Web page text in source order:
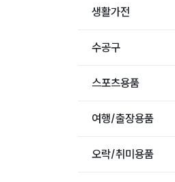
생활가전
수공구
스포츠용품
여행/출장용품
오락/취미용품